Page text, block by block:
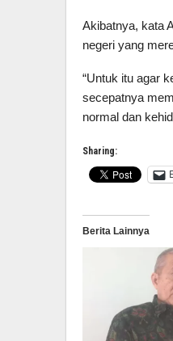
Akibatnya, kata
negeri yang
“Untuk itu agar
secepatnya
normal dan
Sharing:
Berita Lainnya